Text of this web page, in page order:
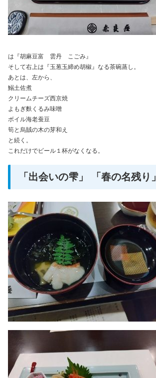
は『胡麻豆富 雲丹 こごみ』
そして右上は『玉葱玉締め胡椒』なる茶碗蒸し。
あとは、左から、
鰯土佐煮
クリームチーズ西京焼
よもぎ麩くるみ味噌
ボイル海老蚕豆
筍と烏賊の木の芽和え
と続く。
これだけでビール１杯がなくなる。
「出会いの雫」 「春の名残り」